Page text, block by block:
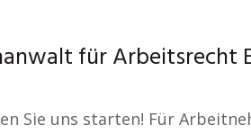
für Arbeitsrecht
Sie uns starten! Für